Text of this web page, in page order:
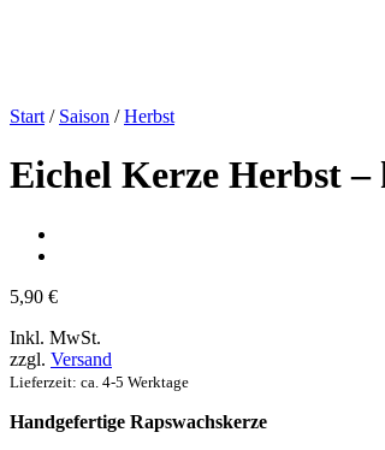
Start / Saison / Herbst
Eichel Kerze Herbst –
5,90 €
Inkl. MwSt.
zzgl. Versand
Lieferzeit: ca. 4-5 Werktage
Handgefertige Rapswachskerze